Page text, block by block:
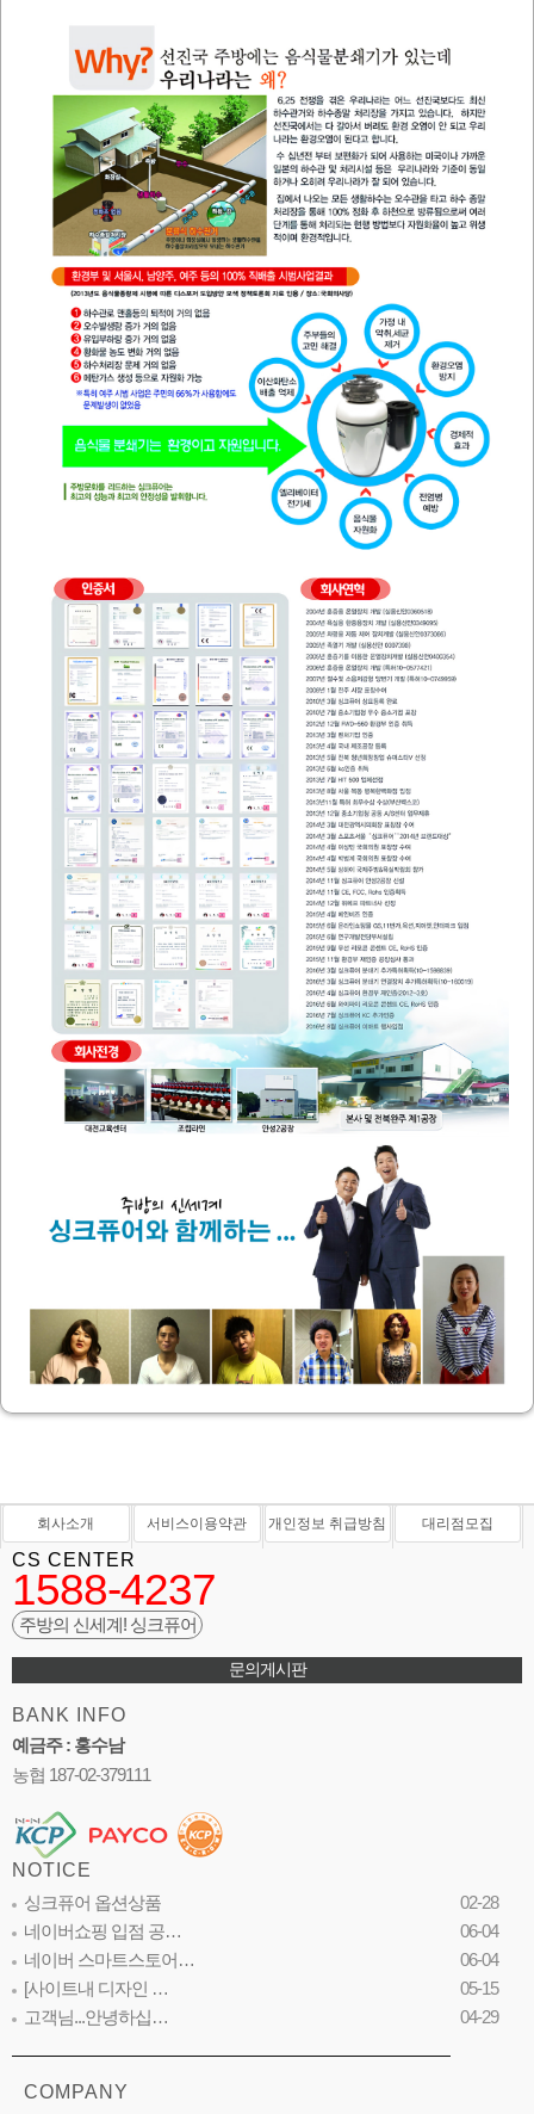
회사소개 서비스이용약관 개인정보 취급방침 대리점모집
CS CENTER
1588-4237
주방의 신세계! 싱크퓨어
문의게시판
BANK INFO
예금주 : 홍수남
농협 187-02-379111
NOTICE
싱크퓨어 옵션상품
02-28
네이버쇼핑 입점 공…
06-04
네이버 스마트스토어…
06-04
[사이트내 디자인 …
05-15
고객님...안녕하십…
04-29
COMPANY